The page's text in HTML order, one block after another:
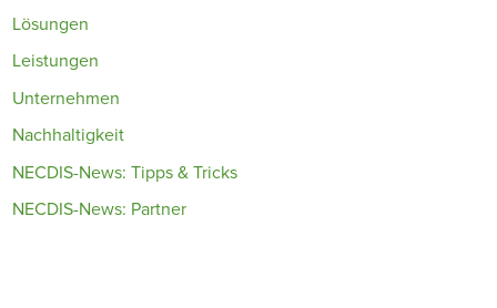
Lösungen
Leistungen
Unternehmen
Nachhaltigkeit
NECDIS-News: Tipps & Tricks
NECDIS-News: Partner